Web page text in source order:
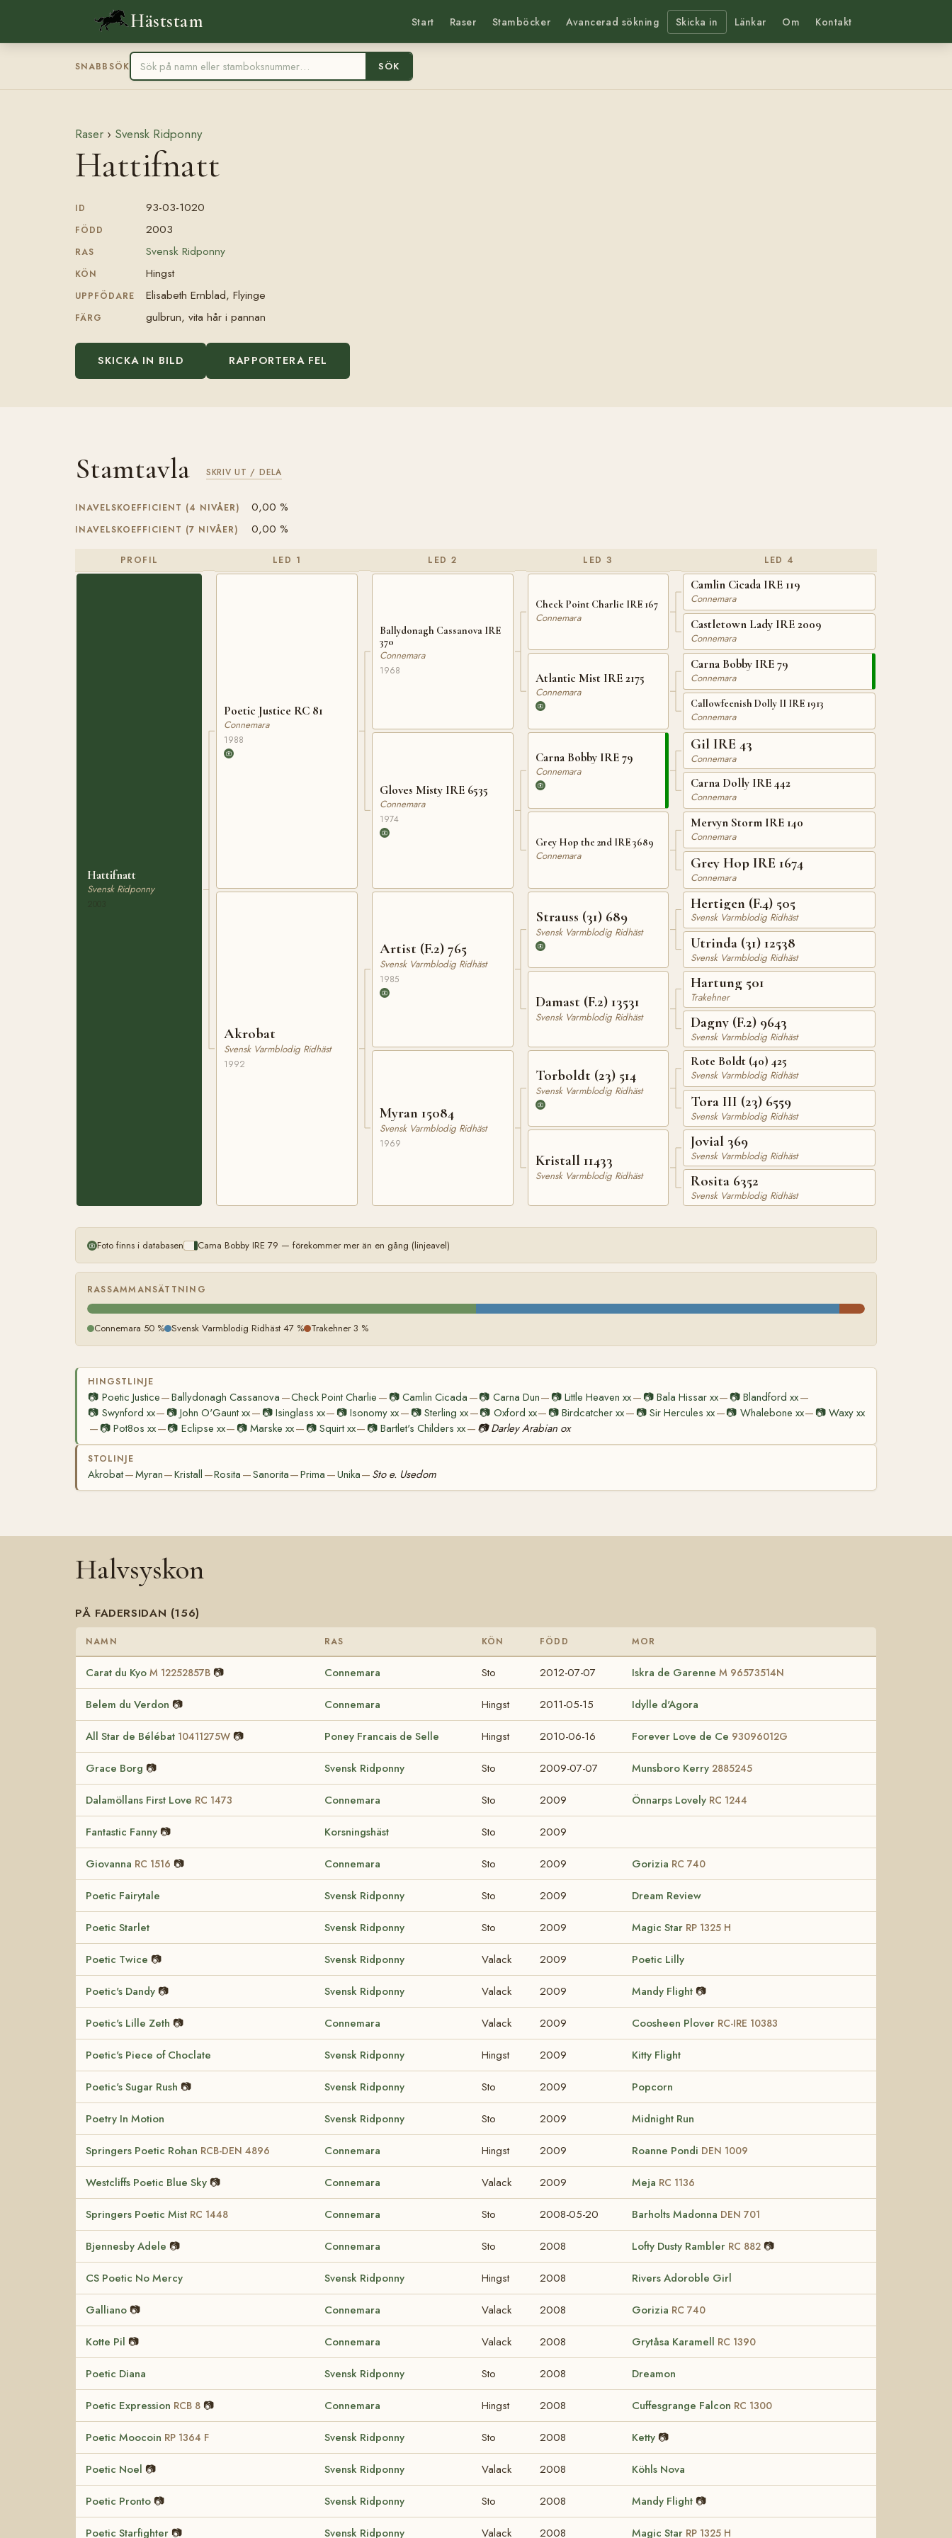
Häststam Start Raser Stamböcker Avancerad sökning Skicka in Länkar Om Kontakt
SNABBSÖK SÖK
Raser › Svensk Ridponny
Hattifnatt
ID 93-03-1020
FÖDD 2003
RAS Svensk Ridponny
KÖN Hingst
UPPFÖDARE Elisabeth Ernblad, Flyinge
FÄRG gulbrun, vita hår i pannan
SKICKA IN BILD RAPPORTERA FEL
Stamtavla SKRIV UT / DELA
INAVELSKOEFFICIENT (4 NIVÅER) 0,00 %
INAVELSKOEFFICIENT (7 NIVÅER) 0,00 %
PROFIL
Hattifnatt
Svensk Ridponny
LED 1
Poetic Justice RC 81
Connemara
1988
Akrobat
Svensk Varmblodig Ridhäst
1992
LED 2
Ballydonagh Cassanova IRE
370
Connemara
1968
Gloves Misty IRE 6535
Connemara
1974
Artist (F.2) 765
Svensk Varmblodig Ridhäst
1985
Myran 15084
Svensk Varmblodig Ridhäst
1969
LED 3
Check Point Charlie IRE 167
Connemara
Atlantic Mist IRE 2175
Connemara
Carna Bobby IRE 79
Connemara
Grey Hop the 2nd IRE 3689
Connemara
Strauss (31) 689
Svensk Varmblodig Ridhäst
Damast (F.2) 13531
Svensk Varmblodig Ridhäst
Torboldt (23) 514
Svensk Varmblodig Ridhäst
Kristall 11433
Svensk Varmblodig Ridhäst
LED 4
Camlin Cicada IRE 119
Connemara
Castletown Lady IRE 2009
Connemara
Carna Bobby IRE 79
Connemara
Callowfeenish Dolly II IRE 1913
Connemara
Gil IRE 43
Connemara
Carna Dolly IRE 442
Connemara
Mervyn Storm IRE 140
Connemara
Grey Hop IRE 1674
Connemara
Hertigen (F.4) 505
Svensk Varmblodig Ridhäst
Utrinda (31) 12538
Svensk Varmblodig Ridhäst
Hartung 501
Trakehner
Dagny (F.2) 9643
Svensk Varmblodig Ridhäst
Rote Boldt (40) 425
Svensk Varmblodig Ridhäst
Tora III (23) 6559
Svensk Varmblodig Ridhäst
Jovial 369
Svensk Varmblodig Ridhäst
Rosita 6352
Svensk Varmblodig Ridhäst
Foto finns i databasen Carna Bobby IRE 79 — förekommer mer än en gång (linjeavel)
RASSAMMANSÄTTNING
Connemara 50 % Svensk Varmblodig Ridhäst 47 % Trakehner 3 %
HINGSTLINJE
📷 Poetic Justice—Ballydonagh Cassanova —Check Point Charlie — 📷Camlin Cicada —📷 Carna Dun— 📷Little Heaven xx— 📷 Bala Hissar xx— 📷 Blandford xx—
📷 Swynford xx— 📷John O'Gaunt xx— 📷 Isinglass xx— 📷 Isonomy xx— 📷Sterling xx—📷 Oxford xx— 📷Birdcatcher xx— 📷Sir Hercules xx—📷 Whalebone xx— 📷Waxy xx
— 📷Pot8os xx—📷 Eclipse xx— 📷Marske xx— 📷 Squirt xx— 📷 Bartlet's Childers xx— 📷 Darley Arabian ox
STOLINJE
Akrobat—Myran—Kristall —Rosita —Sanorita—Prima —Unika— Sto e. Usedom
Halvsyskon
PÅ FADERSIDAN (156)
NAMN RAS KÖN FÖDD MOR
Carat du Kyo M 12252857B 📷 Connemara Sto 2012-07-07 Iskra de Garenne M 96573514N
Belem du Verdon 📷 Connemara Hingst 2011-05-15 Idylle d'Agora
All Star de Bélébat 10411275W 📷 Poney Francais de Selle Hingst 2010-06-16 Forever Love de Ce 93096012G
Grace Borg 📷 Svensk Ridponny Sto 2009-07-07 Munsboro Kerry 2885245
Dalamöllans First Love RC 1473 Connemara Sto 2009 Önnarps Lovely RC 1244
Fantastic Fanny 📷 Korsningshäst Sto 2009
Giovanna RC 1516 📷 Connemara Sto 2009 Gorizia RC 740
Poetic Fairytale Svensk Ridponny Sto 2009 Dream Review
Poetic Starlet Svensk Ridponny Sto 2009 Magic Star RP 1325 H
Poetic Twice 📷 Svensk Ridponny Valack 2009 Poetic Lilly
Poetic's Dandy 📷 Svensk Ridponny Valack 2009 Mandy Flight 📷
Poetic's Lille Zeth 📷 Connemara Valack 2009 Coosheen Plover RC-IRE 10383
Poetic's Piece of Choclate Svensk Ridponny Hingst 2009 Kitty Flight
Poetic's Sugar Rush 📷 Svensk Ridponny Sto 2009 Popcorn
Poetry In Motion Svensk Ridponny Sto 2009 Midnight Run
Springers Poetic Rohan RCB-DEN 4896 Connemara Hingst 2009 Roanne Pondi DEN 1009
Westcliffs Poetic Blue Sky 📷 Connemara Valack 2009 Meja RC 1136
Springers Poetic Mist RC 1448 Connemara Sto 2008-05-20 Barholts Madonna DEN 701
Bjennesby Adele 📷 Connemara Sto 2008 Lofty Dusty Rambler RC 882 📷
CS Poetic No Mercy Svensk Ridponny Hingst 2008 Rivers Adoroble Girl
Galliano 📷 Connemara Valack 2008 Gorizia RC 740
Kotte Pil 📷 Connemara Valack 2008 Grytåsa Karamell RC 1390
Poetic Diana Svensk Ridponny Sto 2008 Dreamon
Poetic Expression RCB 8 📷 Connemara Hingst 2008 Cuffesgrange Falcon RC 1300
Poetic Moocoin RP 1364 F Svensk Ridponny Sto 2008 Ketty 📷
Poetic Noel 📷 Svensk Ridponny Valack 2008 Köhls Nova
Poetic Pronto 📷 Svensk Ridponny Sto 2008 Mandy Flight 📷
Poetic Starfighter 📷 Svensk Ridponny Valack 2008 Magic Star RP 1325 H